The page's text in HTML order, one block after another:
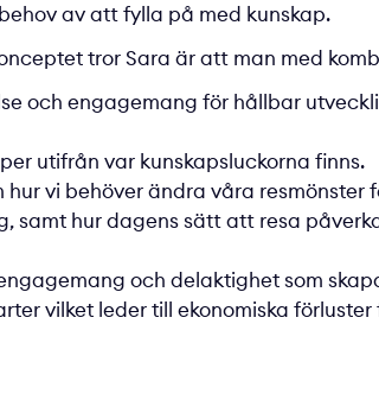
av att fylla på med kunskap.
tror Sara är att man med
och engagemang för hållbar
utifrån var kunskapsluckorna finns.
hur vi behöver ändra våra
samt hur dagens sätt att resa
och delaktighet som
vilket leder till ekonomiska